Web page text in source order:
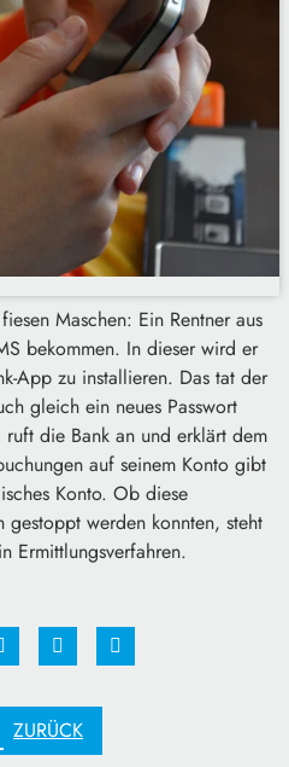
Maschen: Ein Rentner aus
bekommen. In dieser wird er
App zu installieren. Das tat der
gleich ein neues Passwort
ruft die Bank an und erklärt dem
auf seinem Konto gibt
Konto. Ob diese
werden konnten, steht
Ermittlungsverfahren.
ZURÜCK